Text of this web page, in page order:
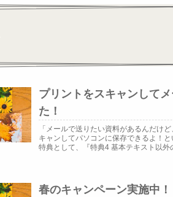
プリントをスキャンして
た！
「メールで送りたい資料があるんだけ
キャンしてパソコンに保存できるよ！
特典として、『特典4 基本テキスト以外
春のキャンペーン実施中